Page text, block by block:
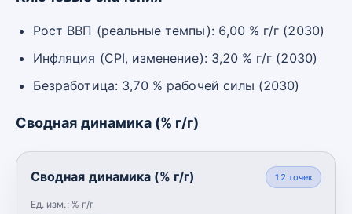
Рост ВВП (реальные темпы): 6,00 % г/г (2030)
Инфляция (CPI, изменение): 3,20 % г/г (2030)
Безработица: 3,70 % рабочей силы (2030)
Сводная динамика (% г/г)
Сводная динамика (% г/г)
Ед. изм.: % г/г
12 точек